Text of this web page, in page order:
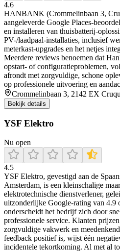
4.6
HANBANK (Crommelinbaan 3,
aangeleverde Google Places-
en installeren van thuisbatterij-
PV-/laadpaal-installaties, inclusief
meterkast-upgrades en het netjes
Meerdere reviews benoemen dat
opstart- of configuratieproblemen,
afrondt met zorgvuldige, schone
op professionele uitvoering en
Crommelinbaan 3, 2142 EX
Bekijk details
YSF Elektro
Nu open
4.5
YSF Elektro, gevestigd aan de
Amsterdam, is een kleinschalige
elektrotechnische dienstverlener,
uitzonderlijke Google-rating van 4.9
onderscheidt het bedrijf zich door
professionele service. Klanten
zorgvuldige vakwerk en
feedback positief is, wijst één
incidentele tekortkoming. Al met al